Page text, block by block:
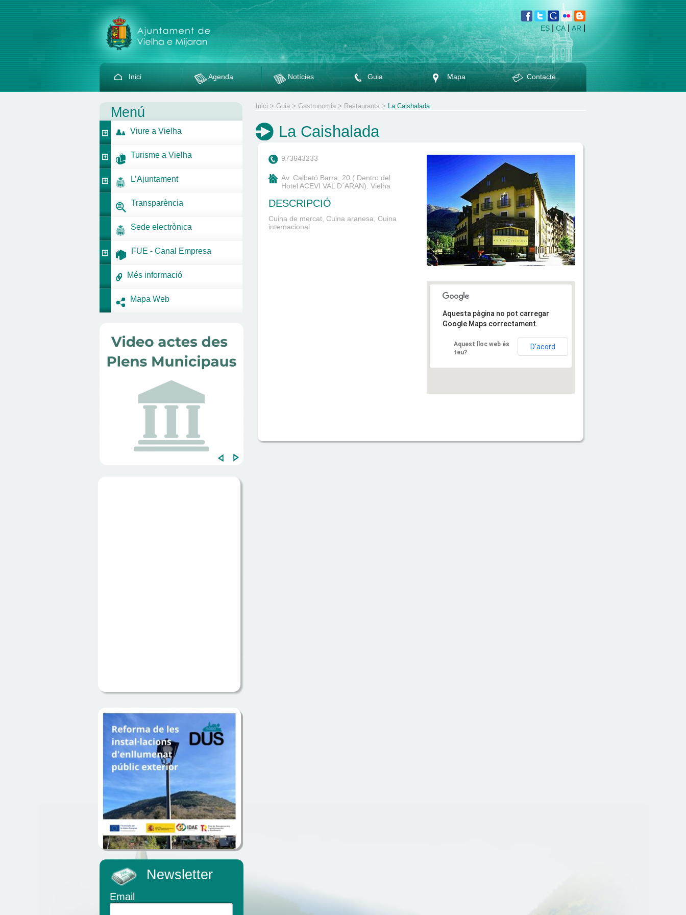
ES CA | AR
Inici Agenda Notícies Guia Mapa Contacte
Menú
Viure a Vielha
Turisme a Vielha
L’Ajuntament
Transparència
Sede electrònica
FUE - Canal Empresa
Més informació
Mapa Web
Newsletter
Email
Inici > Guia > Gastronomia > Restaurants > La Caishalada
La Caishalada
973643233
Av. Calbetó Barra, 20 ( Dentro del
Hotel ACEVI VAL D´ARAN). Vielha
DESCRIPCIÓ
Cuina de mercat, Cuina aranesa, Cuina
internacional
Aquesta pàgina no pot carregar
Google Maps correctament.
Aquest lloc web és
teu?
D'acord